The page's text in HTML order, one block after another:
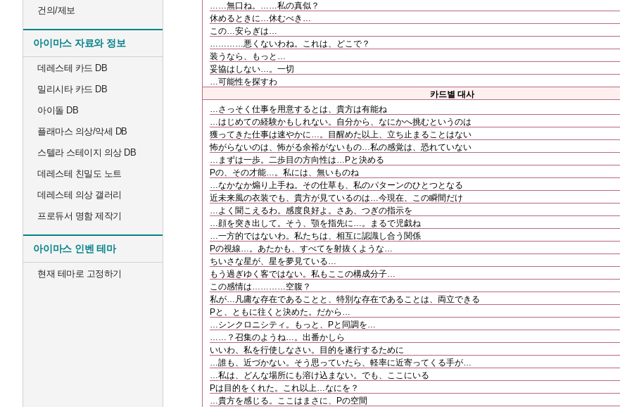
건의/제보
아이마스 자료와 정보
데레스테 카드 DB
밀리시타 카드 DB
아이돌 DB
플래마스 의상/악세 DB
스텔라 스테이지 의상 DB
데레스테 친밀도 노트
데레스테 의상 갤러리
프로듀서 명함 제작기
아이마스 인벤 테마
현재 테마로 고정하기
……無口ね。……私の真似？
休めるときに…休むべき…
この…安らぎは…
…………悪くないわね。これは、どこで？
装うなら、もっと…
妥協はしない…。一切
…可能性を探すわ
카드별 대사
…さっそく仕事を用意するとは、貴方は有能ね
…はじめての経験かもしれない。自分から、なにかへ挑むというのは
獲ってきた仕事は速やかに…。目醒めた以上、立ち止まることはない
怖がらないのは、怖がる余裕がないもの…私の感覚は、恐れていない
…まずは一歩。二歩目の方向性は…Pと決める
Pの、その才能…。私には、無いものね
…なかなか煽り上手ね。その仕草も、私のパターンのひとつとなる
近未来風の衣装でも、貴方が見ているのは…今現在、この瞬間だけ
…よく聞こえるわ。感度良好よ。さあ、つぎの指示を
…顔を突き出して。そう、顎を指先に…。まるで児戯ね
…一方的ではないわ。私たちは、相互に認識し合う関係
Pの視線…。あたかも、すべてを射抜くような…
ちいさな星が、星を夢見ている…
もう過ぎゆく客ではない。私もここの構成分子…
この感情は…………空腹？
私が…凡庸な存在であることと、特別な存在であることは、両立できる
Pと、ともに往くと決めた。だから…
…シンクロニシティ。もっと、Pと同調を…
……？召集のようね…。出番かしら
いいわ、私を行使しなさい。目的を遂行するために
…誰も、近づかない。そう思っていたら、軽率に近寄ってくる手が…
…私は、どんな場所にも溶け込まない。でも、ここにいる
Pは目的をくれた。これ以上…なにを？
…貴方を感じる。ここはまさに、Pの空間